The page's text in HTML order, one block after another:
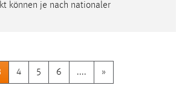
können je nach nationaler
4 5 6 .... »